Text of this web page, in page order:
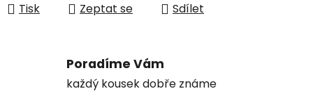
Tisk Zeptat se Sdílet
Poradíme Vám
každý kousek dobře známe